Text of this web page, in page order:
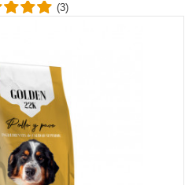
(3)